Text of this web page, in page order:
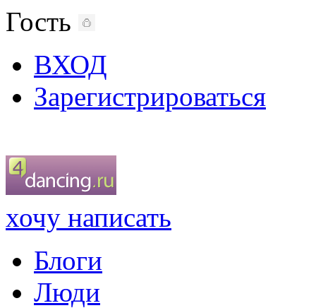
Гость
ВХОД
Зарегистрироваться
хочу написать
Блоги
Люди